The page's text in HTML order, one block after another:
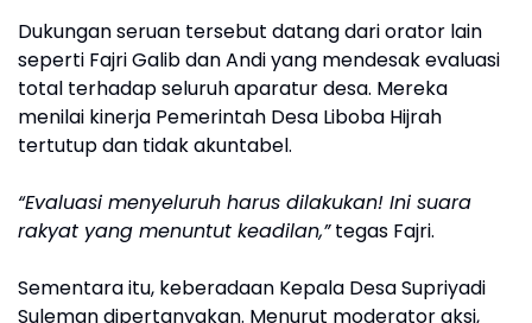
Dukungan seruan tersebut datang dari orator lain
seperti Fajri Galib dan Andi yang mendesak evaluasi
total terhadap seluruh aparatur desa. Mereka
menilai kinerja Pemerintah Desa Liboba Hijrah
tertutup dan tidak akuntabel.
“Evaluasi menyeluruh harus dilakukan! Ini suara
rakyat yang menuntut keadilan,”tegas Fajri.
Sementara itu, keberadaan Kepala Desa Supriyadi
Suleman dipertanyakan. Menurut moderator aksi,